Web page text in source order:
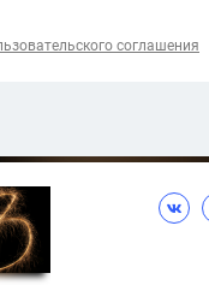
соглашения